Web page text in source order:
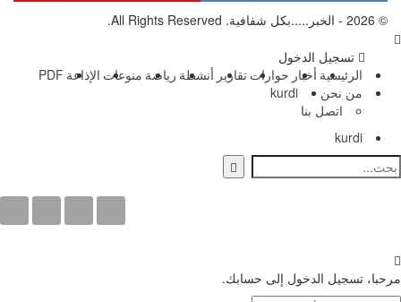
© 2026 - الخبر.....بكل شفافية. All Rights Reserved.
تسجيل الدخول
الرئيسية أخبار حوارات تقارير أنشطة رياضة منوعات الإذاعة PDF
من نحن
اتصل بنا
kurdi
kurdi
مرحبا، تسجيل الدخول إلى حسابك.